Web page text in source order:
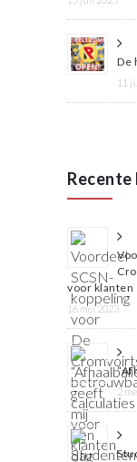
De
11
voor klanten
16 mei 2023
2